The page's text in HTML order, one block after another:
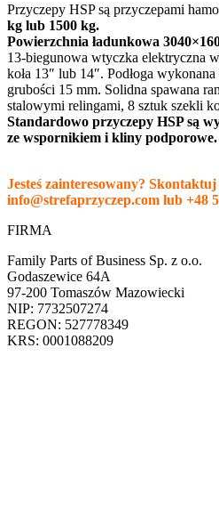
Przyczepy HSP są przyczepami
kg lub 1500 kg.
Powierzchnia ładunkowa
13-biegunowa wtyczka elektryczna
koła 13″ lub 14″. Podłoga
grubości 15 mm. Solidna spawana
stalowymi relingami, 8 sztuk szekli
Standardowo przyczepy HSP są
ze wspornikiem i kliny podporowe.
Jesteś zainteresowany? Skontaktuj
info@strefaprzyczep.com lub +48
FIRMA
Family Parts of Business Sp. z o.o.
Godaszewice 64A
97-200 Tomaszów Mazowiecki
NIP: 7732507274
REGON: 527778349
KRS: 0001088209